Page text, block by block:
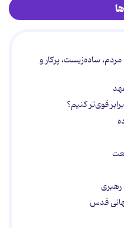
ساده‌زیست، پرکار و
رهبری
قدس